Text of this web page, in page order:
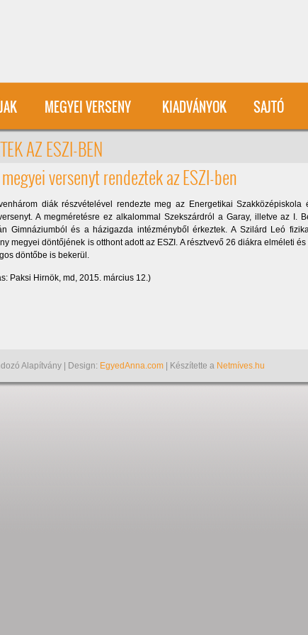
MEGYEI VERSENY KIADVÁNYOK SAJTÓ
AZ ESZI-BEN
versenyt rendeztek az ESZI-ben
diák részvételével rendezte meg az Energetikai
A megméretésre ez alkalommal Szekszárdról a Garay, illetve az I.
Gimnáziumból és a házigazda intézményből érkeztek. A Szilárd Leó
megyei döntőjének is otthont adott az ESZI. A résztvevő 26 diákra elméleti
döntőbe is bekerül.
Paksi Hirnök, md, 2015. március 12.)
Alapítvány | Design: EgyedAnna.com | Készítette a Netmíves.hu